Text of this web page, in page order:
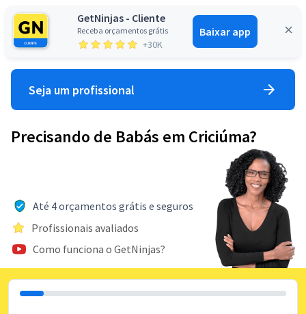
GetNinjas - Cliente
Receba orçamentos grátis
+30K
Baixar app
Entrar
Seja um profissional
Precisando de Babás em Criciúma?
Até 4 orçamentos grátis e seguros
Profissionais avaliados
Como funciona o GetNinjas?